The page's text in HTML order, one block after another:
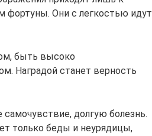
фортуны. Они с легкостью идут
быть высоко
Наградой станет верность
долгую болезнь.
только беды и неурядицы,